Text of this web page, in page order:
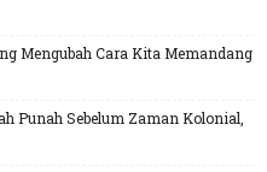
Mengubah Cara Kita Memandang
Punah Sebelum Zaman Kolonial,